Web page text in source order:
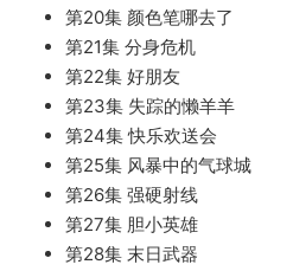
第20集 颜色笔哪去了
第21集 分身危机
第22集 好朋友
第23集 失踪的懒羊羊
第24集 快乐欢送会
第25集 风暴中的气球城
第26集 强硬射线
第27集 胆小英雄
第28集 末日武器